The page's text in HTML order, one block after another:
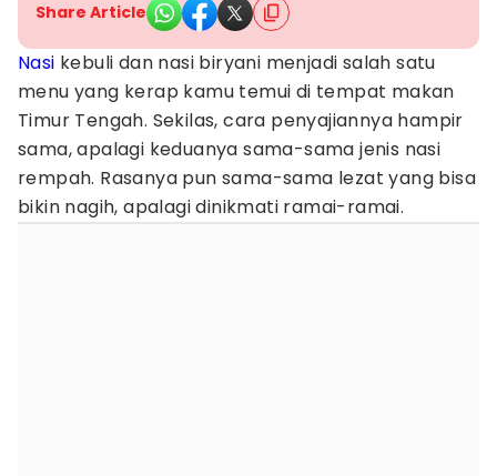
Share Article
Nasi kebuli dan nasi biryani menjadi salah satu
menu yang kerap kamu temui di tempat makan
Timur Tengah. Sekilas, cara penyajiannya hampir
sama, apalagi keduanya sama-sama jenis nasi
rempah. Rasanya pun sama-sama lezat yang bisa
bikin nagih, apalagi dinikmati ramai-ramai.